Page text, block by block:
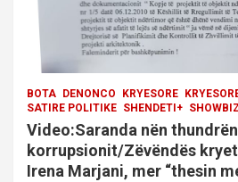
BOTA DENONCO KRYESORE
SATIRE POLITIKE SHENDETI+ SHOWBIZ
Video:Saranda nën
korrupsionit/Zëvëndës
Irena Marjani, mer “thesin